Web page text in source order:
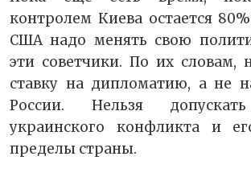
контролем Киева остается
США надо менять свою
эти советчики. По их словам,
ставку на дипломатию, а не
России. Нельзя
украинского конфликта и
пределы страны.